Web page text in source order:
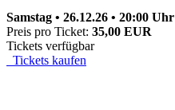
Samstag • 26.12.26 • 20:00 Uhr
Preis pro Ticket: 35,00 EUR
Tickets verfügbar
Tickets kaufen